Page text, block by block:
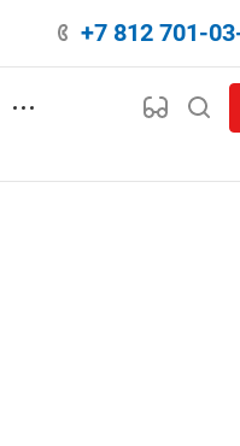
+7 812 701-